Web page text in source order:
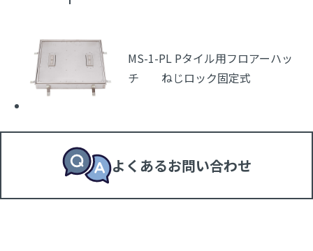
MS-1-PL Pタイル用フロアーハッ
チ ねじロック固定式
よくあるお問い合わせ